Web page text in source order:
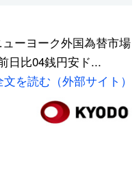
ューヨーク外国為替市場
日比04銭円安ド...
を読む（外部サイト）